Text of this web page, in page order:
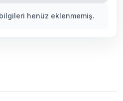
henüz eklenmemiş.